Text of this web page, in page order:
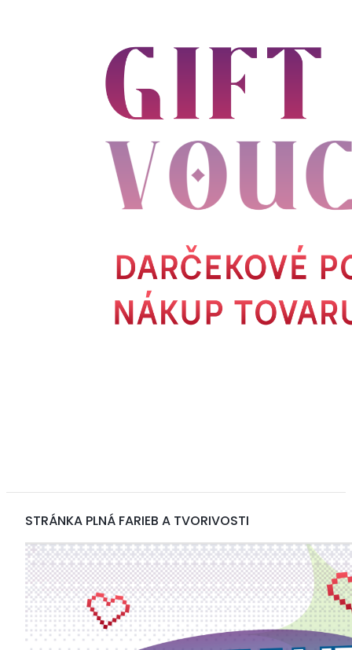
STRÁNKA PLNÁ FARIEB A TVORIVOSTI